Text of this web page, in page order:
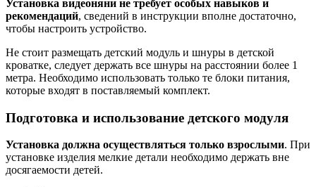
Установка видеоняни не требует особых навыков и
рекомендаций, сведений в инструкции вполне достаточно,
чтобы настроить устройство.
Не стоит размещать детский модуль и шнуры в детской
кроватке, следует держать все шнуры на расстоянии более 1
метра. Необходимо использовать только те блоки питания,
которые входят в поставляемый комплект.
Подготовка и использование детского модуля
Установка должна осуществляться только взрослыми. При
установке изделия мелкие детали необходимо держать вне
досягаемости детей.